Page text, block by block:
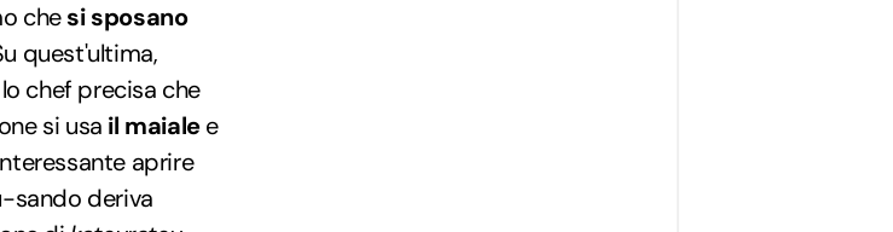
chesi sposano
quest'ultima,
chef precisa che
si usa il maialee
aprire
sando deriva